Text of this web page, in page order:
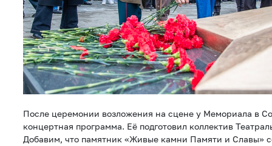
После церемонии возложения на сцене у Мемориала в
концертная программа. Её подготовил коллектив
Добавим, что памятник «Живые камни Памяти и Славы»